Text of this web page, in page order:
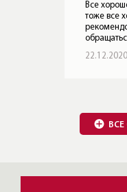
Вроде,
на 5
вас
16.07.2019